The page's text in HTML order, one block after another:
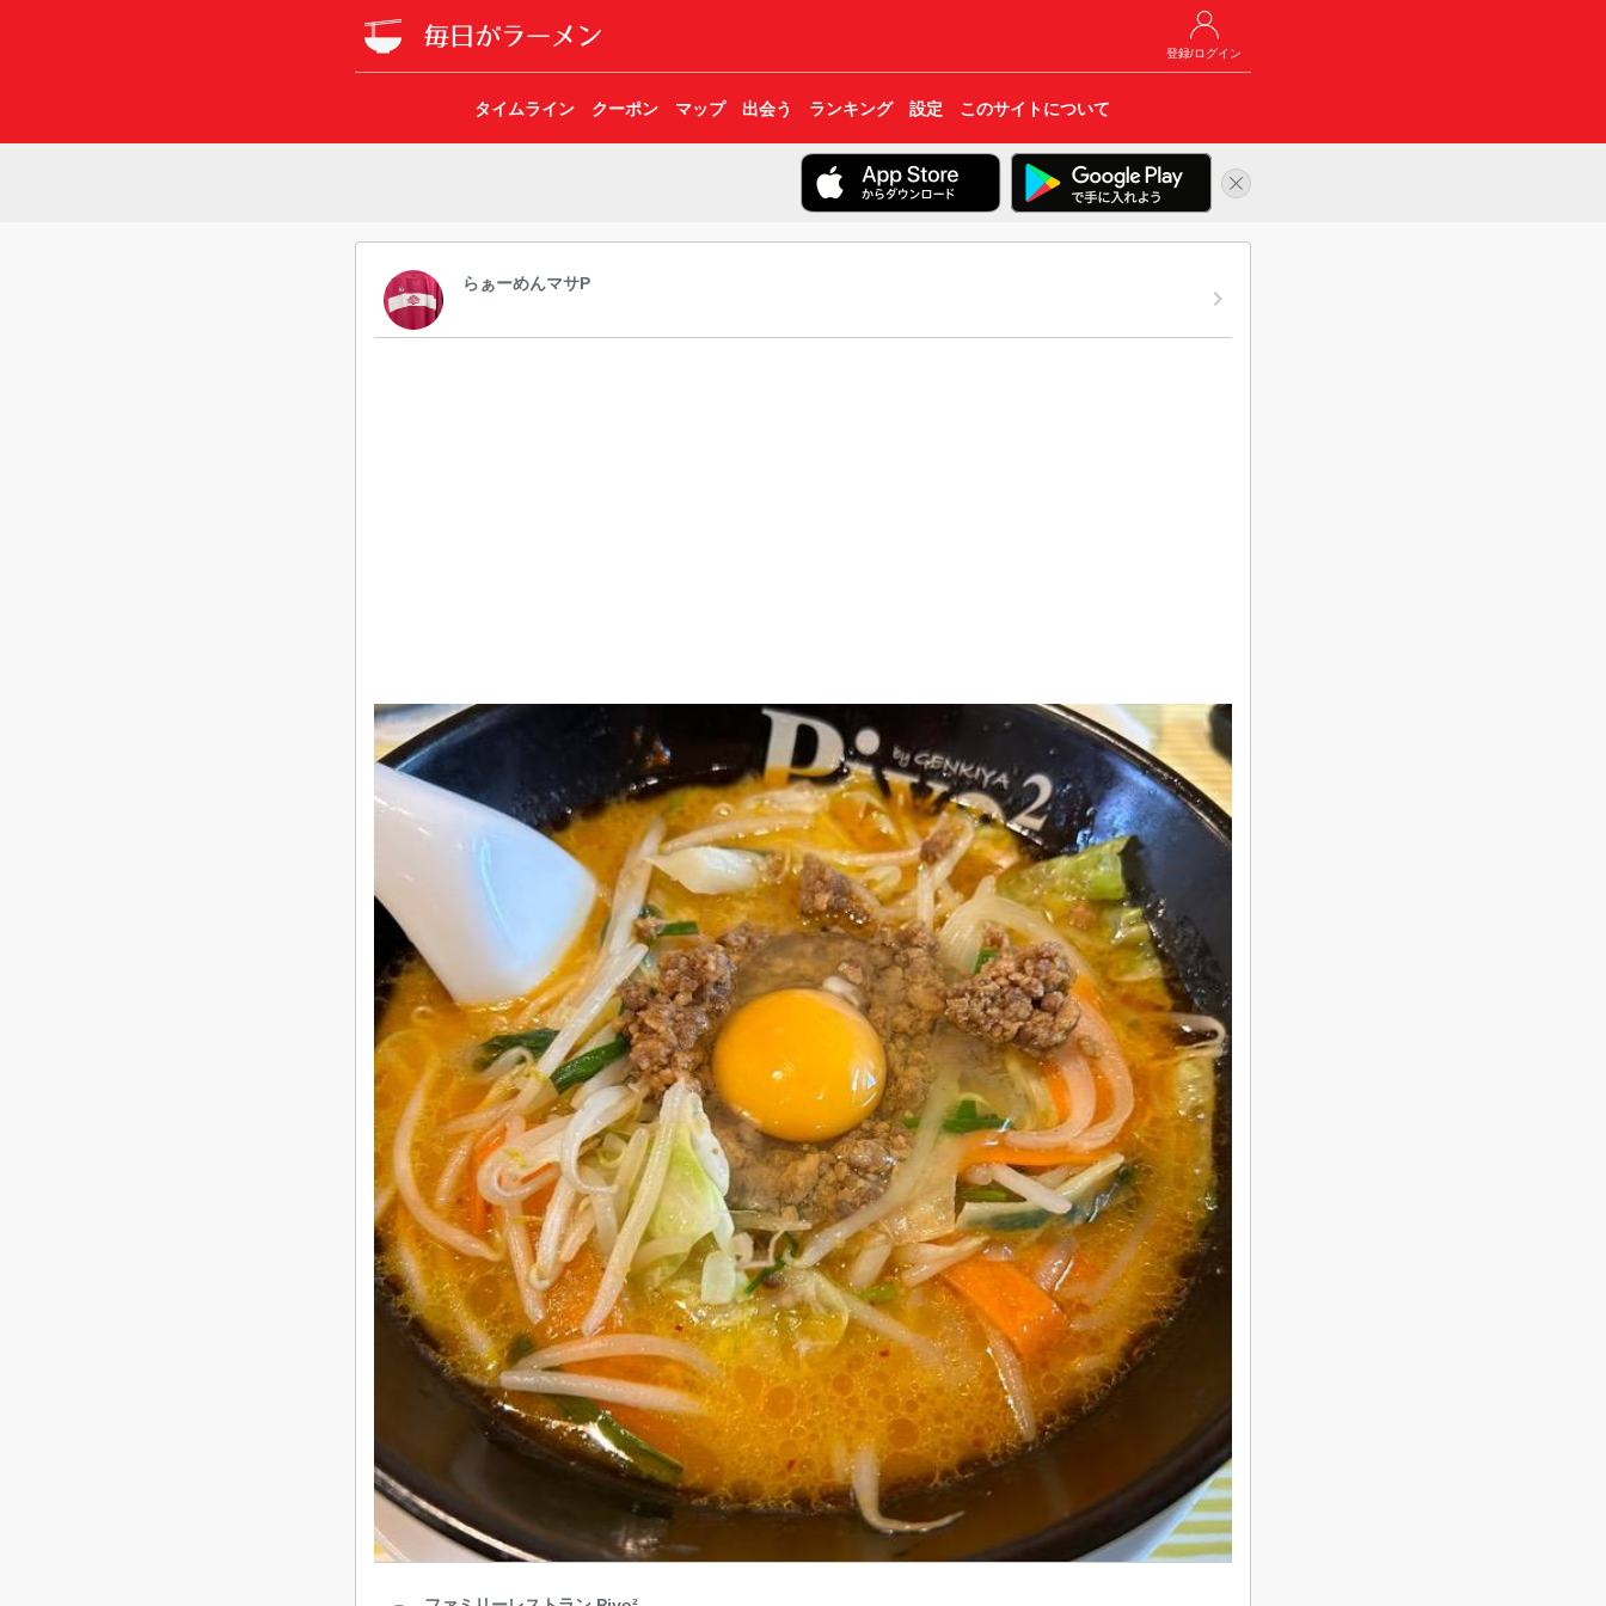
登録/ログイン
タイムライン クーポン マップ 出会う ランキング 設定 このサイトについて
らぁーめんマサP